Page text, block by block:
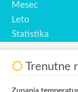
Mesec
Leto
Statistika
Trenutne